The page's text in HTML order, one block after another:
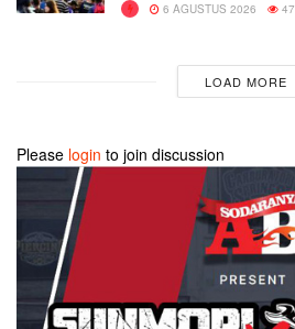
6 AGUSTUS 2026 47
LOAD MORE
Please login to join discussion